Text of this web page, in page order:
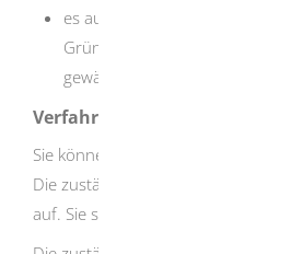
es aus in Ihrem eigenen
Gründen unbillig wäre, eine
gewähren.
Verfahrensablauf
Sie können den Antrag schriftlich
Die zuständige Stelle klärt den
auf. Sie sind verpflichtet, bei der